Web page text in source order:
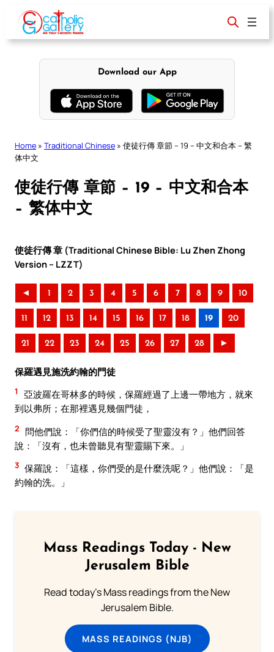
content
Download our App
Home » Traditional Chinese » 使徒行傳 章節 – 19 – 中文和合本 – 繁
体中文
使徒行傳 章節 – 19 – 中文和合本
– 繁体中文
使徒行傳 章 (Traditional Chinese Bible: Lu Zhen Zhong
Version – LZZT)
◄ 1 2 3 4 5 6 7 8 9 10
11 12 13 14 15 16 17 18 19 20
21 22 23 24 25 26 27 28 ►
保羅遇見施洗約翰的門徒
1
亞波羅在哥林多的時候，保羅經過了上邊一帶地方，就來
到以弗所；在那裡遇見幾個門徒，
2
問他們說：「你們信的時候受了聖靈沒有？」他們回答
說：「沒有，也未曾聽見有聖靈賜下來。」
3 保羅說：「這樣，你們受的是什麼洗呢？」他們說：「是
約翰的洗。」
Mass Readings Today - New
Jerusalem Bible
Read today's Mass readings from the New
Jerusalem Bible.
MASS READINGS (NJB)